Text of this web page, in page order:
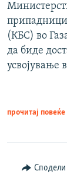
припадници
(КБС) во
да биде
усвојување
прочитај повеќе
Сподели